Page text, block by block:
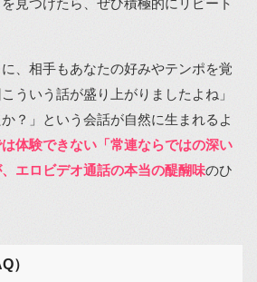
、相手もあなたの好みやテンポを覚
ういう話が盛り上がりましたよね」
か？」という会話が自然に生まれるよ
体験できない「常連ならではの深い
エロビデオ通話の本当の醍醐味のひ
）